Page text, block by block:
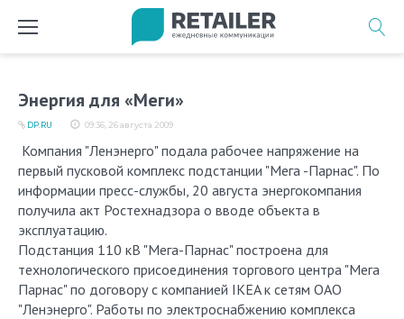
Энергия для «Меги»
09:36, 26 августа 2009
DP.RU
Компания "Ленэнерго" подала рабочее напряжение на
первый пусковой комплекс подстанции "Мега -Парнас". По
информации пресс-службы, 20 августа энергокомпания
получила акт Ростехнадзора о вводе объекта в
эксплуатацию.
Подстанция 110 кВ "Мега-Парнас" построена для
технологического присоединения торгового центра "Мега
Парнас" по договору с компанией IKEA к сетям ОАО
"Ленэнерго". Работы по электроснабжению комплекса